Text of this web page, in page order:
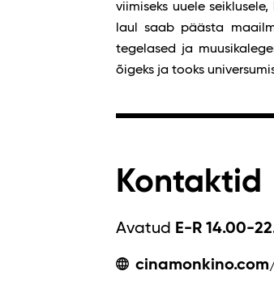
viimiseks uuele
laul saab päästa
tegelased ja
õigeks ja tooks
Kontaktid
Avatud E-R 14.00-